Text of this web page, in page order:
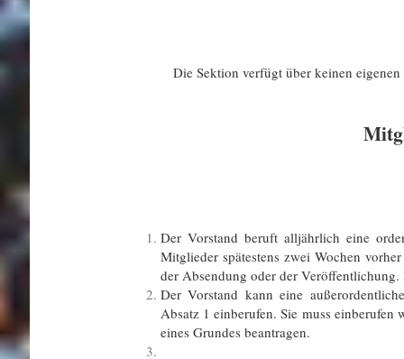
Die Sektion verfügt über keinen eigenen
Der Vorstand beruft alljährlich eine
Mitglieder spätestens zwei Wochen
der Absendung oder der
Der Vorstand kann eine
Absatz 1 einberufen. Sie muss
eines Grundes beantragen.